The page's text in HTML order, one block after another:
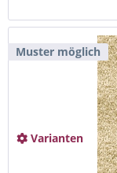
Muster möglich
Varianten